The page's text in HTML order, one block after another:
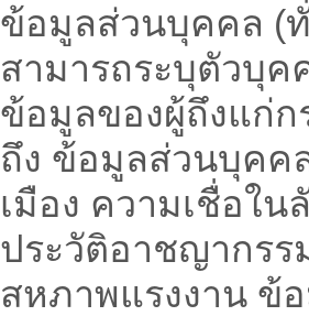
ข้อมูลส่วนบุคคล (
สามารถระบุตัวบุค
ข้อมูลของผู้ถึงแก่
ถึง ข้อมูลส่วนบุคค
เมือง ความเชื่อใ
ประวัติอาชญากร
สหภาพแรงงาน ข้